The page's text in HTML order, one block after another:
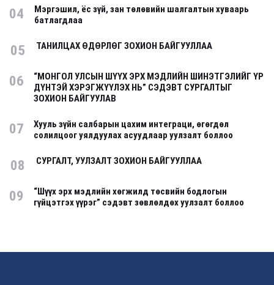
04
Мэргэшил, ёс зүй, зан төлөвийн шалгалтын хуваарь
батлагдлаа
05 ТАНИЛЦАХ ӨДӨРЛӨГ ЗОХИОН БАЙГУУЛЛАА
06
“МОНГОЛ УЛСЫН ШҮҮХ ЭРХ МЭДЛИЙН ШИНЭТГЭЛИЙГ ҮР
ДҮНТЭЙ ХЭРЭГЖҮҮЛЭХ НЬ” СЭДЭВТ СУРГАЛТЫГ
ЗОХИОН БАЙГУУЛАВ
07
Хууль зүйн салбарын цахим интеграци, өгөгдөл
солилцоог уялдуулах асуудлаар уулзалт боллоо
08 СУРГАЛТ, УУЛЗАЛТ ЗОХИОН БАЙГУУЛЛАА
09
“Шүүх эрх мэдлийн хөгжилд төсвийн бодлогын
гүйцэтгэх үүрэг” сэдэвт зөвлөлдөх уулзалт боллоо